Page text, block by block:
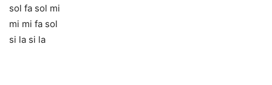
sol fa sol mi
mi mi fa sol
si la si la